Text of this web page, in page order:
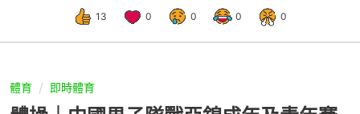
13 0 0 0 0
體育 即時體育